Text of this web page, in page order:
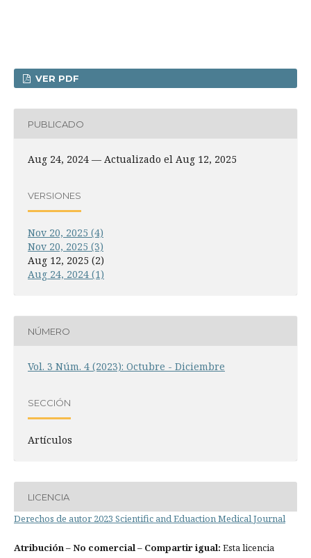
VER PDF
PUBLICADO
Aug 24, 2024 — Actualizado el Aug 12, 2025
VERSIONES
Nov 20, 2025 (4)
Nov 20, 2025 (3)
Aug 12, 2025 (2)
Aug 24, 2024 (1)
NÚMERO
Vol. 3 Núm. 4 (2023): Octubre - Diciembre
SECCIÓN
Artículos
LICENCIA
Derechos de autor 2023 Scientific and Eduaction Medical Journal
Atribución– No comercial – Compartir igual: Esta licencia